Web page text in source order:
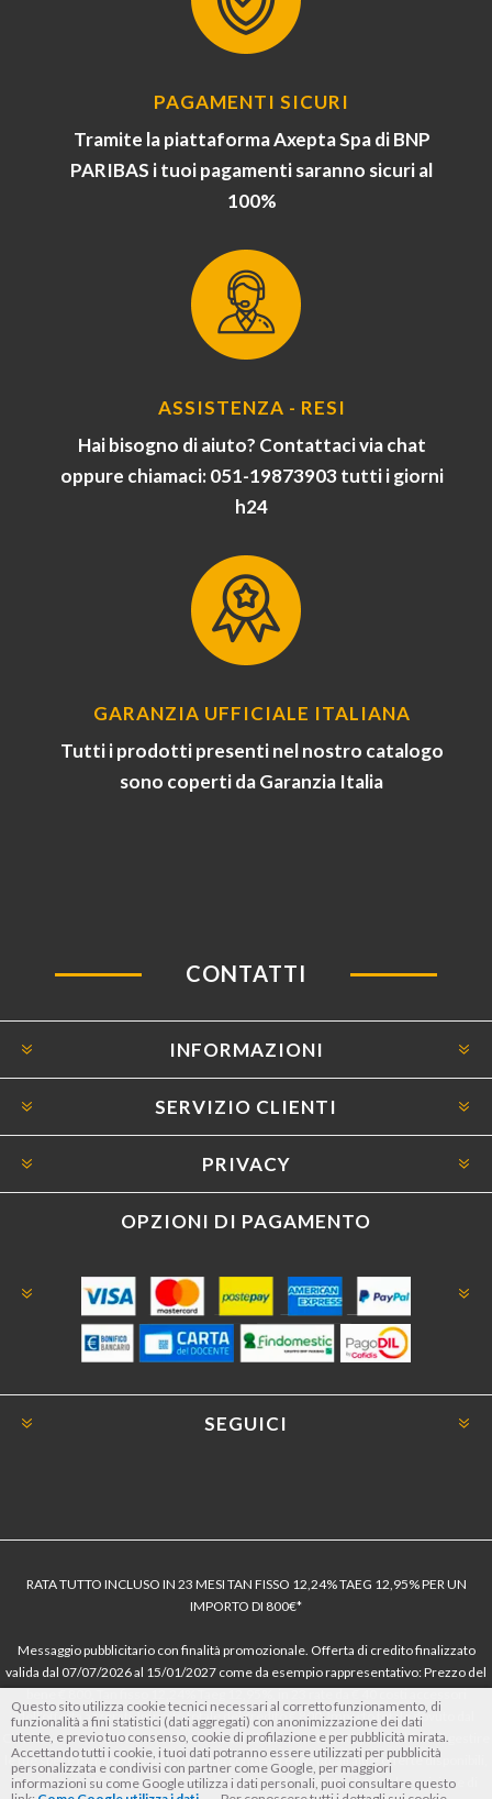
PAGAMENTI SICURI
Tramite la piattaforma Axepta Spa di BNP
PARIBAS i tuoi pagamenti saranno sicuri al
100%
ASSISTENZA - RESI
Hai bisogno di aiuto? Contattaci via chat
oppure chiamaci: 051-19873903 tutti i giorni
h24
GARANZIA UFFICIALE ITALIANA
Tutti i prodotti presenti nel nostro catalogo
sono coperti da Garanzia Italia
CONTATTI
INFORMAZIONI
SERVIZIO CLIENTI
PRIVACY
OPZIONI DI PAGAMENTO
SEGUICI
RATA TUTTO INCLUSO IN 23 MESI TAN FISSO 12,24% TAEG 12,95% PER UN
IMPORTO DI 800€*
Messaggio pubblicitario con finalità promozionale. Offerta di credito finalizzato
valida dal 07/07/2026 al 15/01/2027 come da esempio rappresentativo: Prezzo del
dell’offerta azzerati. Importo totale del credito € 800. Importo totale dovuto dal
Consumatore € 920. Decorrenza media della prima rata a 90 giorni. Al fine di gestire
le tue spese in modo responsabile e di conoscere eventuali altre offerte disponibili,
Findomestic ti ricorda, prima di sottoscrivere il contratto, di prendere visione di
Questo sito utilizza cookie tecnici necessari al corretto funzionamento, di
funzionalità a fini statistici (dati aggregati) con anonimizzazione dei dati
utente, e previo tuo consenso, cookie di profilazione e per pubblicità mirata.
Accettando tutti i cookie, i tuoi dati potranno essere utilizzati per pubblicità
personalizzata e condivisi con partner come Google, per maggiori
informazioni su come Google utilizza i dati personali, puoi consultare questo